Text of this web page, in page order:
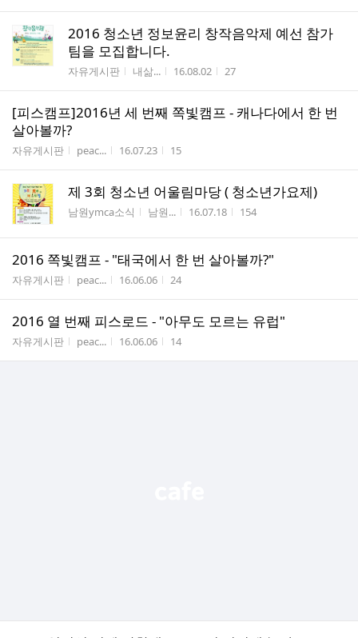
2016 청소년 정보윤리 창작음악제 예선 참가
팀을 모집합니다.
게시판명
자유게시판 작성자
내삶... 작성시간
16.08.02 조회수
27
[피스캠프]2016년 세 번째 쪽빛캠프 - 캐나다에서 한 번
살아볼까?
게시판명
자유게시판 작성자
peac... 작성시간
16.07.23 조회수
15
제 3회 청소년 어울림마당 ( 청소년가요제)
게시판명
남원ymca소식 작성자
남원... 작성시간
16.07.18 조회수
154
2016 쪽빛캠프 - "태국에서 한 번 살아볼까?"
게시판명
자유게시판 작성자
peac... 작성시간
16.06.06 조회수
24
2016 열 번째 피스로드 - "아무도 모르는 유럽"
게시판명
자유게시판 작성자
peac... 작성시간
16.06.06 조회수
14